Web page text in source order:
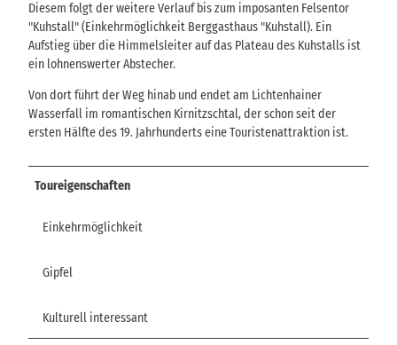
Diesem folgt der weitere Verlauf bis zum imposanten Felsentor
"Kuhstall" (Einkehrmöglichkeit Berggasthaus "Kuhstall). Ein
Aufstieg über die Himmelsleiter auf das Plateau des Kuhstalls ist
ein lohnenswerter Abstecher.
Von dort führt der Weg hinab und endet am Lichtenhainer
Wasserfall im romantischen Kirnitzschtal, der schon seit der
ersten Hälfte des 19. Jahrhunderts eine Touristenattraktion ist.
Toureigenschaften
Einkehrmöglichkeit
Gipfel
Kulturell interessant